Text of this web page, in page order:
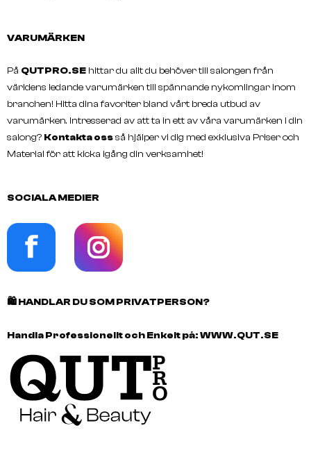
VARUMÄRKEN
På QUTPRO.SE hittar du allt du behöver till salongen från
världens ledande varumärken till spännande nykomlingar inom
branchen! Hitta dina favoriter bland vårt breda utbud av
varumärken. Intresserad av att ta in ett av våra varumärken i din
salong? Kontakta ossså hjälper vi dig med exklusiva Priser och
Material för att kicka igång din verksamhet!
SOCIALA MEDIER
🛍️HANDLAR DU SOM PRIVATPERSON?
Handla Professionellt och Enkelt på:WWW.QUT.SE